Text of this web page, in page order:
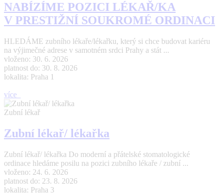
NABÍZÍME POZICI LÉKAŘ/KA
V PRESTIŽNÍ SOUKROMÉ ORDINACI
HLEDÁME zubního lékaře/lékařku, který si chce budovat kariéru
na výjimečné adrese v samotném srdci Prahy a stát ...
vloženo: 30. 6. 2026
platnost do: 30. 8. 2026
lokalita: Praha 1
více
Zubní lékař
Zubní lékař/ lékařka
Zubní lékař/ lékařka Do moderní a přátelské stomatologické
ordinace hledáme posilu na pozici zubního lékaře / zubní ...
vloženo: 24. 6. 2026
platnost do: 23. 8. 2026
lokalita: Praha 3